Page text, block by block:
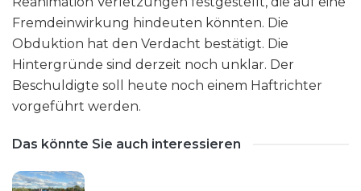
Fremdeinwirkung hindeuten könnten. Die
Obduktion hat den Verdacht bestätigt. Die
Hintergründe sind derzeit noch unklar. Der
Beschuldigte soll heute noch einem Haftrichter
vorgeführt werden.
Das könnte Sie auch interessieren